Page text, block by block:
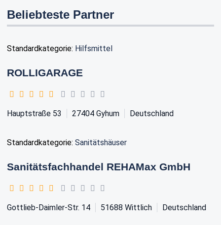
Beliebteste Partner
Standardkategorie: Hilfsmittel
ROLLIGARAGE
Hauptstraße 53 27404 Gyhum Deutschland
Standardkategorie: Sanitätshäuser
Sanitätsfachhandel REHAMax GmbH
Gottlieb-Daimler-Str. 14 51688 Wittlich Deutschland